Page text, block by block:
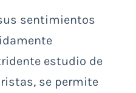
sentimientos
estudio de
se permite